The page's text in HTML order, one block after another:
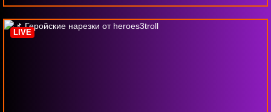
bezpodpowiadania
keymailer Polski
LIVE